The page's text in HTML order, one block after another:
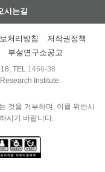
시는길
처리방침
저작권정책
부설연구소공고
TEL 1466-38
Institute.
것을 거부하며, 이를 위반시
시기 바랍니다.